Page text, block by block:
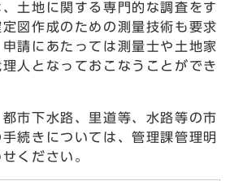
土地に関する専門的な調査をす
図作成のための測量技術も要求
請にあたっては測量士や土地家
人となっておこなうことができ
市下水路、里道等、水路等の市
続きについては、管理課管理明
ください。